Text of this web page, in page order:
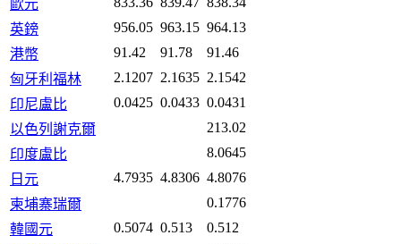
歐元
英鎊
956.05 963.15 964.13
港幣
91.42 91.78
91.46
匈牙利福林
2.1207 2.1635 2.1542
印尼盧比
0.0425 0.0433 0.0431
以色列謝克爾
213.02
印度盧比
8.0645
日元
4.7935 4.8306 4.8076
柬埔寨瑞爾
0.1776
韓國元
0.5074 0.513
0.512